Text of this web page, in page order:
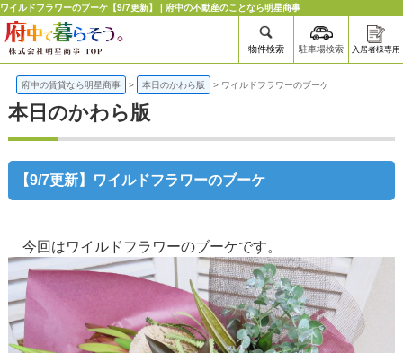
ワイルドフラワーのブーケ【9/7更新】 | 府中の不動産のことなら明星商事
物件検索 駐車場検索 入居者様専用
府中の賃貸なら明星商事 > 本日のかわら版 > ワイルドフラワーのブーケ
本日のかわら版
【9/7更新】ワイルドフラワーのブーケ
今回はワイルドフラワーのブーケです。